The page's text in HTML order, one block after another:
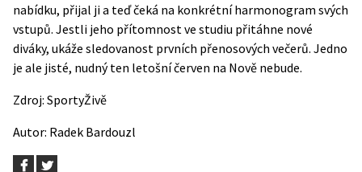
nabídku, přijal ji a teď čeká na konkrétní harmonogram svých
vstupů. Jestli jeho přítomnost ve studiu přitáhne nové
diváky, ukáže sledovanost prvních přenosových večerů. Jedno
je ale jisté, nudný ten letošní červen na Nově nebude.
Zdroj: SportyŽivě
Autor: Radek Bardouzl